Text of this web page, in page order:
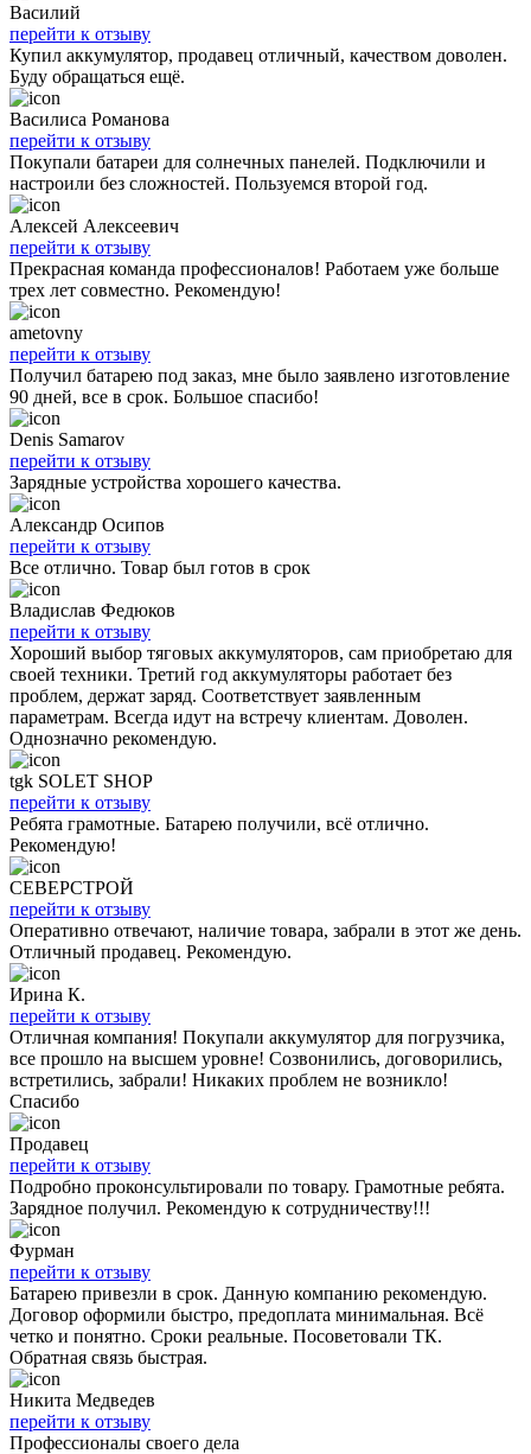
Василий
перейти к отзыву
Купил аккумулятор, продавец отличный, качеством доволен.
Буду обращаться ещё.
Василиса Романова
перейти к отзыву
Покупали батареи для солнечных панелей. Подключили и
настроили без сложностей. Пользуемся второй год.
Алексей Алексеевич
перейти к отзыву
Прекрасная команда профессионалов! Работаем уже больше
трех лет совместно. Рекомендую!
ametovny
перейти к отзыву
Получил батарею под заказ, мне было заявлено изготовление
90 дней, все в срок. Большое спасибо!
Denis Samarov
перейти к отзыву
Зарядные устройства хорошего качества.
Александр Осипов
перейти к отзыву
Все отлично. Товар был готов в срок
Владислав Федюков
перейти к отзыву
Хороший выбор тяговых аккумуляторов, сам приобретаю для
своей техники. Третий год аккумуляторы работает без
проблем, держат заряд. Соответствует заявленным
параметрам. Всегда идут на встречу клиентам. Доволен.
Однозначно рекомендую.
tgk SOLET SHOP
перейти к отзыву
Ребята грамотные. Батарею получили, всё отлично.
Рекомендую!
СЕВЕРСТРОЙ
перейти к отзыву
Оперативно отвечают, наличие товара, забрали в этот же день.
Отличный продавец. Рекомендую.
Ирина К.
перейти к отзыву
Отличная компания! Покупали аккумулятор для погрузчика,
все прошло на высшем уровне! Созвонились, договорились,
встретились, забрали! Никаких проблем не возникло!
Спасибо
Продавец
перейти к отзыву
Подробно проконсультировали по товару. Грамотные ребята.
Зарядное получил. Рекомендую к сотрудничеству!!!
Фурман
перейти к отзыву
Батарею привезли в срок. Данную компанию рекомендую.
Договор оформили быстро, предоплата минимальная. Всё
четко и понятно. Сроки реальные. Посоветовали ТК.
Обратная связь быстрая.
Никита Медведев
перейти к отзыву
Профессионалы своего дела